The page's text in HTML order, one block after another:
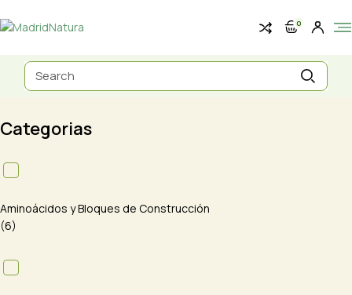
to
the 0
Search
for:
Categorias
Aminoácidos y Bloques de Construcción
(6)